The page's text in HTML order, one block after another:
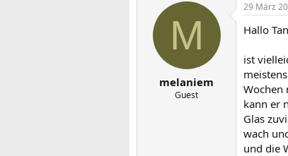
M
melaniem
Guest
29 März
Hallo
ist
Wochen
kann er
Glas
wach
und die